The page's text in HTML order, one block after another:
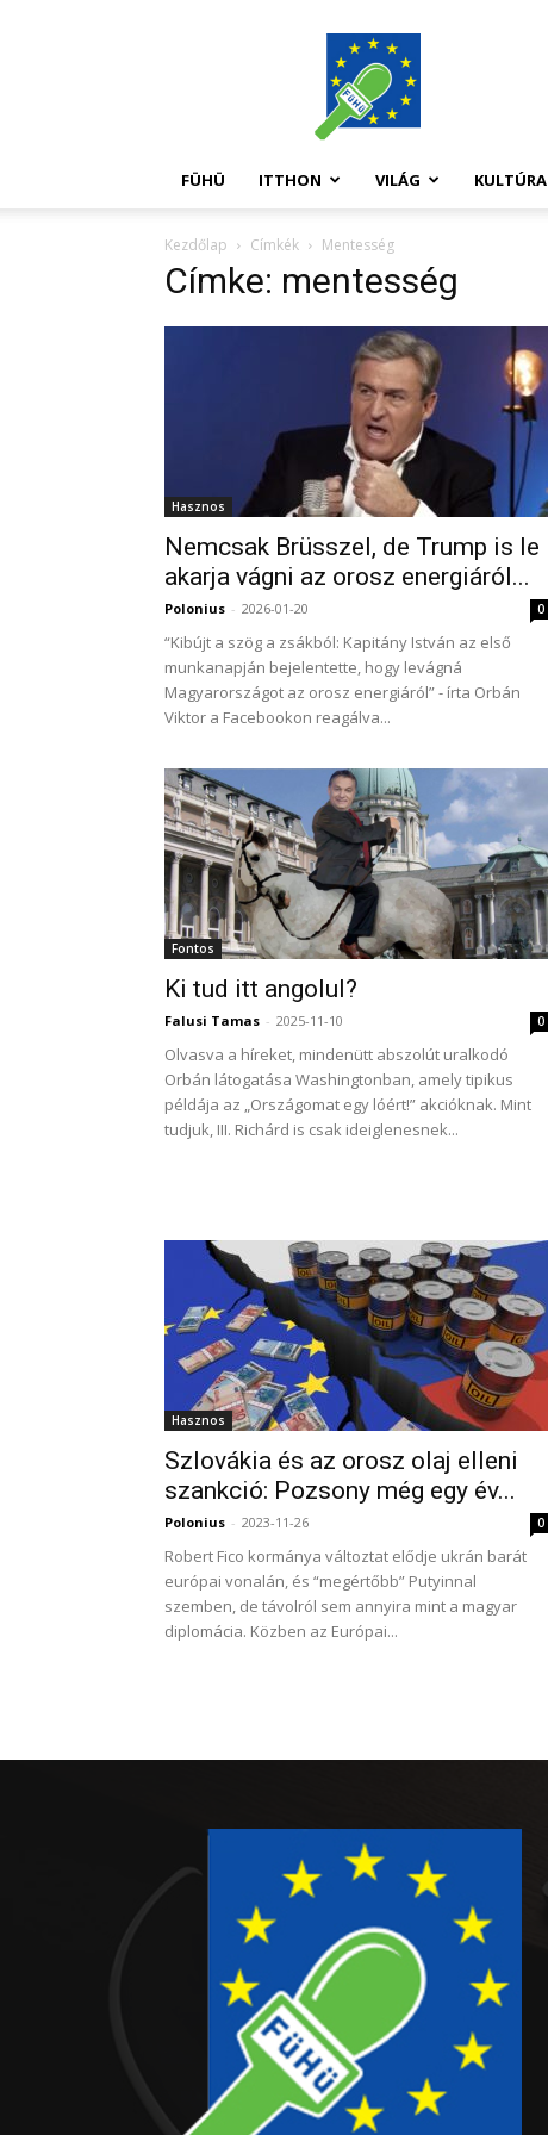
FüHü
FÜHÜ ITTHON VILÁG KULTÚRA
Kezdőlap Címkék Mentesség
Címke: mentesség
Hasznos
Nemcsak Brüsszel, de Trump is le
akarja vágni az orosz energiáról...
Polonius - 2026-01-20 0
“Kibújt a szög a zsákból: Kapitány István az első
munkanapján bejelentette, hogy levágná
Magyarországot az orosz energiáról” - írta Orbán
Viktor a Facebookon reagálva...
Fontos
Ki tud itt angolul?
Falusi Tamas - 2025-11-10 0
Olvasva a híreket, mindenütt abszolút uralkodó
Orbán látogatása Washingtonban, amely tipikus
példája az „Országomat egy lóért!” akcióknak. Mint
tudjuk, III. Richárd is csak ideiglenesnek...
Hasznos
Szlovákia és az orosz olaj elleni
szankció: Pozsony még egy év...
Polonius - 2023-11-26 0
Robert Fico kormánya változtat elődje ukrán barát
európai vonalán, és “megértőbb” Putyinnal
szemben, de távolról sem annyira mint a magyar
diplomácia. Közben az Európai...